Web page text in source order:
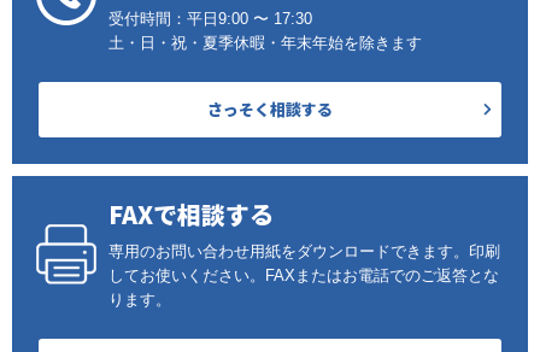
受付時間：平日9:00 〜 17:30
土・日・祝・夏季休暇・年末年始を除きます
さっそく相談する
FAXで相談する
専用のお問い合わせ用紙をダウンロードできます。印刷
してお使いください。FAXまたはお電話でのご返答とな
ります。